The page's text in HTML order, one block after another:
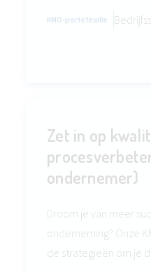
KMO-portefeuille
Zet in op
ondernemer)
Droom je van meer
onderneming? Onze
de strategieën om je